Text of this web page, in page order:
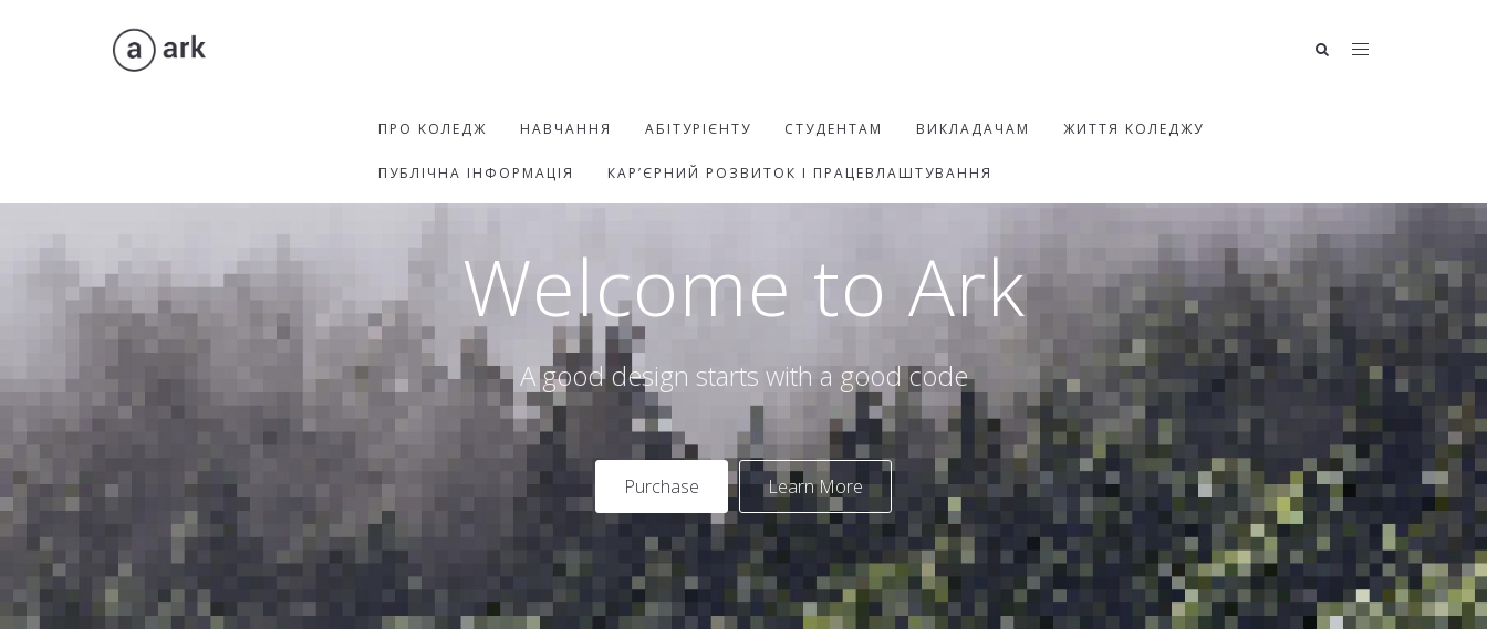
ПРО КОЛЕДЖ НАВЧАННЯ АБІТУРІЄНТУ СТУДЕНТАМ ВИКЛАДАЧАМ ЖИТТЯ КОЛЕДЖУ
ПУБЛІЧНА ІНФОРМАЦІЯ КАР’ЄРНИЙ РОЗВИТОК І ПРАЦЕВЛАШТУВАННЯ
Welcome to Ark
A good design starts with a good code
Purchase Learn More